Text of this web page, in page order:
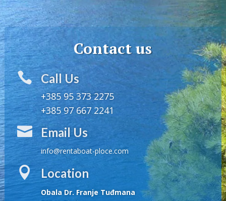
Contact us
 Call Us
+385 95 373 2275
+385 97 667 2241
 Email Us
info@rentaboat-ploce.com
 Location
Obala Dr. Franje Tuđmana